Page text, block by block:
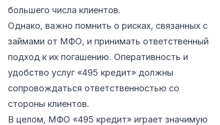
большего числа клиентов.
Однако, важно помнить о рисках, связанных с
займами от МФО, и принимать ответственный
подход к их погашению. Оперативность и
удобство услуг «495 кредит» должны
сопровождаться ответственностью со
стороны клиентов.
В целом, МФО «495 кредит» играет значимую